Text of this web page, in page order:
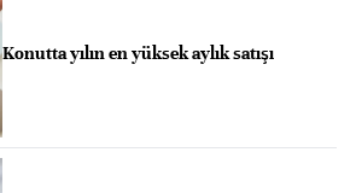
Konutta yılın en yüksek aylık satışı